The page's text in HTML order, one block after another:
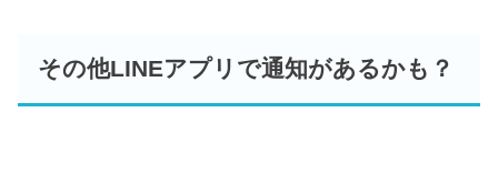
その他LINEアプリで通知があるかも？